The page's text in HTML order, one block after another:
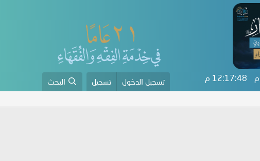
12:17:49 م تسجيل الدخول تسجيل البحث